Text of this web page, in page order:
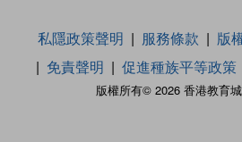
版權所有© 2026 香港教育
私隱政策聲明 服務條款
版
免責聲明
促進種族平等政策